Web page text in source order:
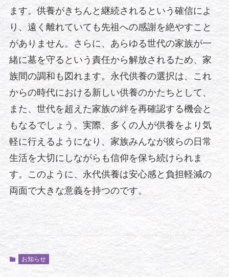
ます。供養がきちんと継続されるという確信によ
り、遠く離れていても先祖への感謝を絶やすこと
がありません。さらに、あらゆる世代の家族が一
緒に墓を守るという責任から解放されるため、家
族間の調和も図れます。永代供養の選択は、これ
からの時代における新しい供養のかたちとして、
また、世代を超えた家族の絆を再確認する機会と
もなるでしょう。実際、多くの人が供養をより気
軽に行えるようになり、家族みんなが彼らの日常
生活を大切にしながらも信仰を保ち続けられま
す。このように、永代供養は安心感と負担軽減の
両面で大きな意義を持つのです。
お知らせ